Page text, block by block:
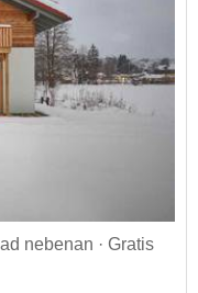
nebenan · Gratis